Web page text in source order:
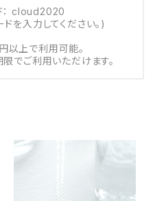
： cloud2020
を入力してください。)
上で利用可能。
でご利用いただけます。